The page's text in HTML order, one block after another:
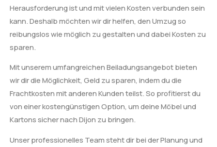
Herausforderung ist und mit vielen Kosten verbunden sein
kann. Deshalb möchten wir dir helfen, den Umzug so
reibungslos wie möglich zu gestalten und dabei Kosten zu
sparen.
Mit unserem umfangreichen Beiladungsangebot bieten
wir dir die Möglichkeit, Geld zu sparen, indem du die
Frachtkosten mit anderen Kunden teilst. So profitierst du
von einer kostengünstigen Option, um deine Möbel und
Kartons sicher nach Dijon zu bringen.
Unser professionelles Team steht dir bei der Planung und